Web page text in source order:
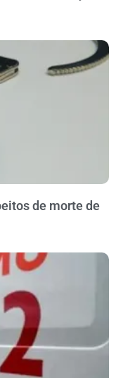
de morte de